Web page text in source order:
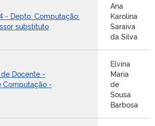
- Depto. Computação:
substituto
Ana
Karolina
Saraiva
da Silva
Docente -
Computação -
Elvina
Maria
de
Sousa
Barbosa